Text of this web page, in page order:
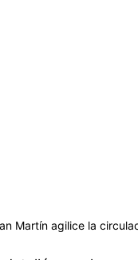
Martín agilice la